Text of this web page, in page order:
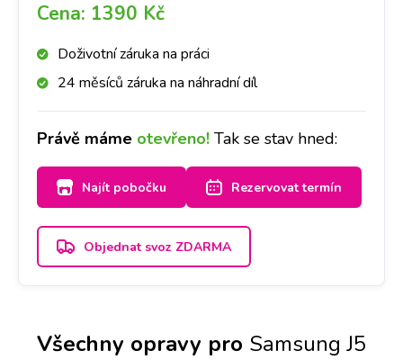
Cena: 1390 Kč
Doživotní záruka na práci
24 měsíců záruka na náhradní díl
Právě máme otevřeno! Tak se stav hned:
Najít pobočku Rezervovat termín
Objednat svoz ZDARMA
Všechny opravy pro Samsung J5